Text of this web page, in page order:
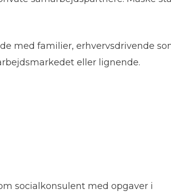
med familier, erhvervsdrivende
eller lignende.
socialkonsulent med opgaver i